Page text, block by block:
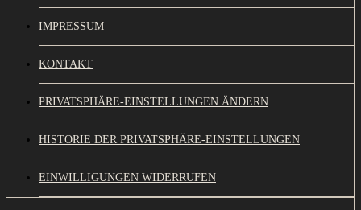
IMPRESSUM
KONTAKT
PRIVATSPHÄRE-EINSTELLUNGEN ÄNDERN
HISTORIE DER PRIVATSPHÄRE-EINSTELLUNGEN
EINWILLIGUNGEN WIDERRUFEN